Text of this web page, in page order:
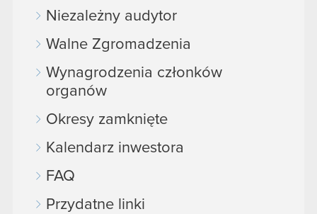
Niezależny audytor
Walne Zgromadzenia
Wynagrodzenia członków
organów
Okresy zamknięte
Kalendarz inwestora
FAQ
Przydatne linki